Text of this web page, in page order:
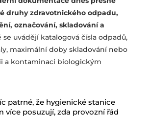
druhy zdravotnického odpadu,
označování, skladování a
se uvádějí katalogová čísla odpadů,
maximální doby skladování nebo
a kontaminaci biologickým
patrné, že hygienické stanice
více posuzují, zda provozní řád